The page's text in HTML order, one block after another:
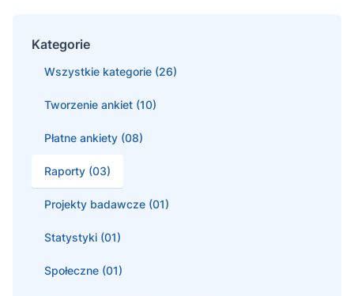
Kategorie
Wszystkie kategorie (26)
Tworzenie ankiet (10)
Płatne ankiety (08)
Raporty (03)
Projekty badawcze (01)
Statystyki (01)
Społeczne (01)